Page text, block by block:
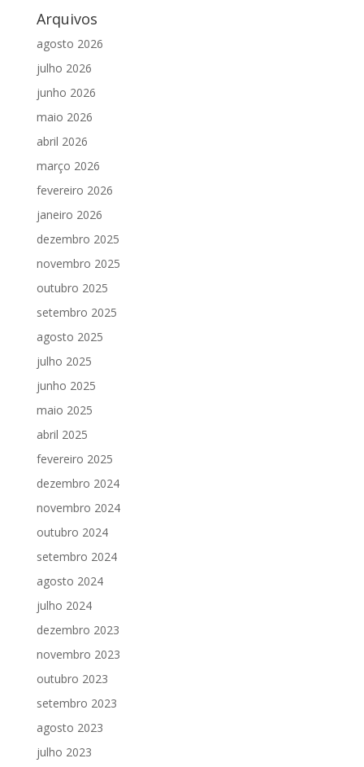
Arquivos
agosto 2026
julho 2026
junho 2026
maio 2026
abril 2026
março 2026
fevereiro 2026
janeiro 2026
dezembro 2025
novembro 2025
outubro 2025
setembro 2025
agosto 2025
julho 2025
junho 2025
maio 2025
abril 2025
fevereiro 2025
dezembro 2024
novembro 2024
outubro 2024
setembro 2024
agosto 2024
julho 2024
dezembro 2023
novembro 2023
outubro 2023
setembro 2023
agosto 2023
julho 2023